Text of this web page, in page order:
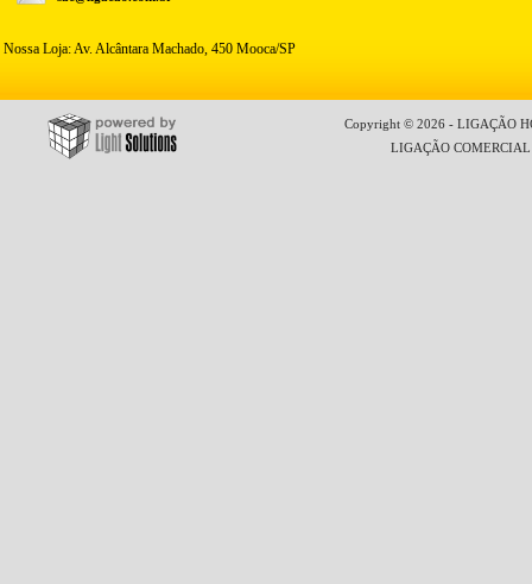
Nossa Loja: Av. Alcântara Machado, 450 Mooca/SP
Copyright © 2026 - LIGAÇÃO
LIGAÇÃO